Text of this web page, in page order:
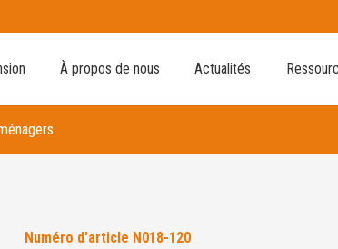
À propos de nous Actualités
Numéro d'article N018-120